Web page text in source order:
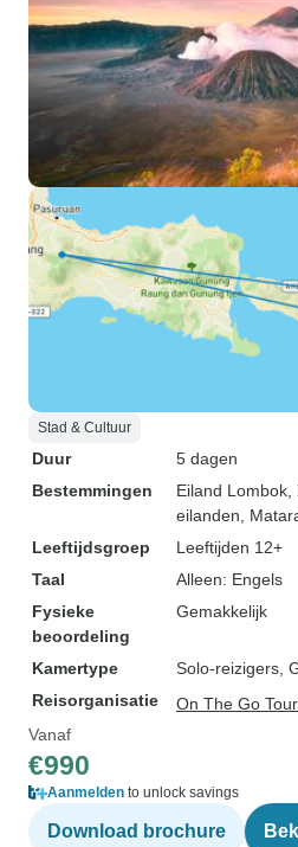
Stad & Cultuur
Duur
5 dagen
Bestemmingen
Eiland Lombok
eilanden ,
Leeftijdsgroep
Leeftijden 12+
Taal
Alleen: Engels
Fysieke
beoordeling
Gemakkelijk
Kamertype
Solo-reizigers,
Reisorganisatie
On The Go
Vanaf
€990
Aanmelden to unlock savings
Download brochure